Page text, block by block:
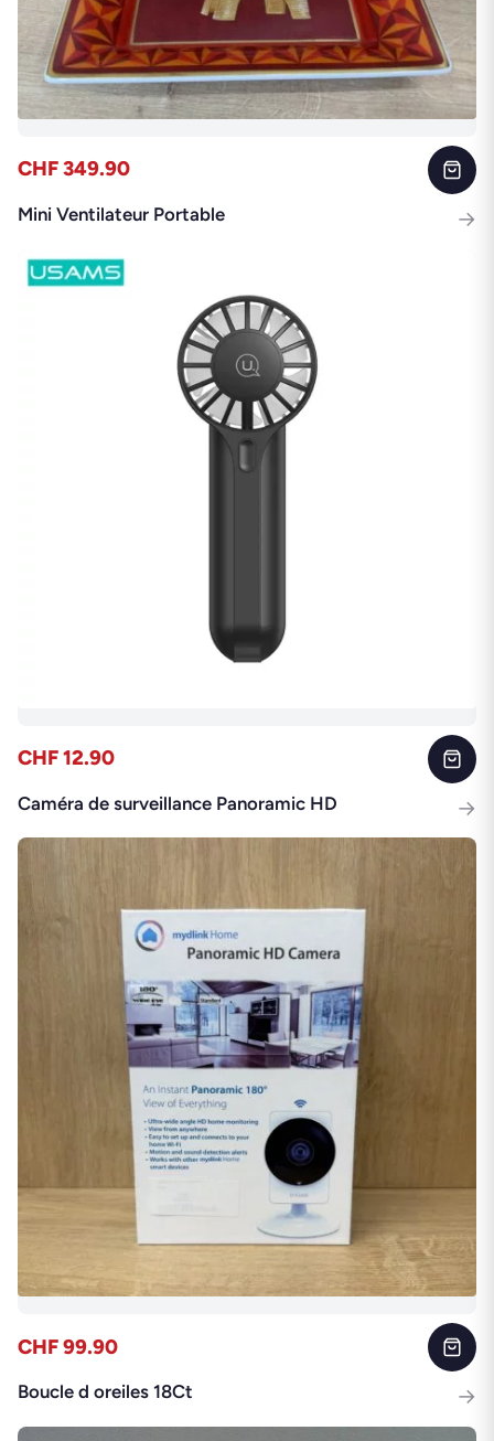
CHF 349.90
Mini Ventilateur Portable →
CHF 12.90
Caméra de surveillance Panoramic HD →
CHF 99.90
Boucle d oreiles 18Ct →